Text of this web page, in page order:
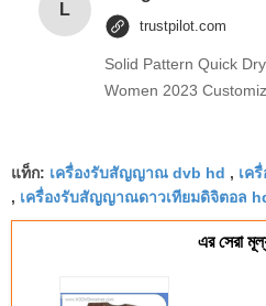
L
trustpilot.com
Solid Pattern Quick
Women 2023
แท็ก: เครื่องรับสัญญาณ dvb hd , เค
, เครื่องรับสัญญาณดาวเทียมดิจิตอล
এর সেরা